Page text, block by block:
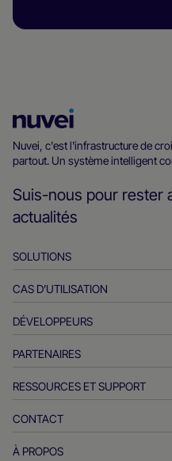
d’accueil
Nuvei
Nuvei, c'est l'infrastructure de
partout. Un système intelligent
Suis-nous pour rester
actualités
SOLUTIONS
Encaissements
Décaissements
Paiements en temps réel
Délivrance
Modes de paiement
CAS D’UTILISATION
L'hospitalité
Automobile
Services financiers
DÉVELOPPEURS
Outils pour les développeurs
Documents de référence API
PARTENAIRES
Devenez partenaire
Produits et solutions des
Partenaires technologiques
RESSOURCES ET SUPPORT
Assistance client
Ressources pour les négociants
CONTACT
Questions sur les ventes des
À PROPOS